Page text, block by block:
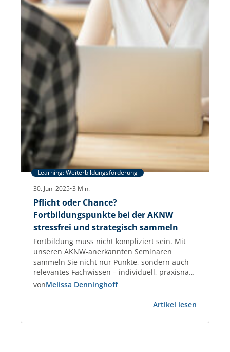
Learning: Weiterbildungsförderung
30. Juni 2025•3 Min.
Pflicht oder Chance?
Fortbildungspunkte bei der AKNW
stressfrei und strategisch sammeln
Fortbildung muss nicht kompliziert sein. Mit
unseren AKNW-anerkannten Seminaren
sammeln Sie nicht nur Punkte, sondern auch
relevantes Fachwissen – individuell, praxisnah
und garantiert anerkannt. Fortbildungspunkte
praxisnah, planbar, anerkannt Als Architektin
nicht nur für Ihre Projekte, sondern auch für
Ihre fachliche Qualifikation. Die regelmäßige
vonMelissa Denninghoff
Artikel lesen
oder
Chance?